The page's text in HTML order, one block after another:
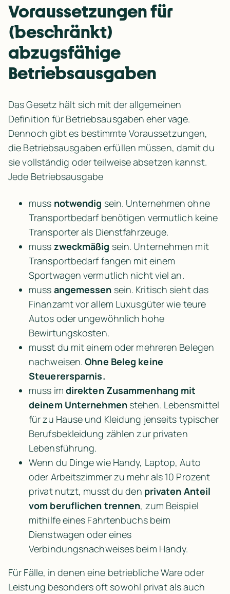
Voraussetzungen für
(beschränkt)
abzugsfähige
Betriebsausgaben
Das Gesetz hält sich mit der allgemeinen
Definition für Betriebsausgaben eher vage.
Dennoch gibt es bestimmte Voraussetzungen,
die Betriebsausgaben erfüllen müssen, damit du
sie vollständig oder teilweise absetzen kannst.
Jede Betriebsausgabe
muss notwendig sein. Unternehmen ohne
Transportbedarf benötigen vermutlich keine
Transporter als Dienstfahrzeuge.
muss zweckmäßig sein. Unternehmen mit
Transportbedarf fangen mit einem
Sportwagen vermutlich nicht viel an.
muss angemessen sein. Kritisch sieht das
Finanzamt vor allem Luxusgüter wie teure
Autos oder ungewöhnlich hohe
Bewirtungskosten.
musst du mit einem oder mehreren Belegen
nachweisen. Ohne Beleg keine
Steuerersparnis.
muss im direkten Zusammenhang mit
deinem Unternehmen stehen. Lebensmittel
für zu Hause und Kleidung jenseits typischer
Berufsbekleidung zählen zur privaten
Lebensführung.
Wenn du Dinge wie Handy, Laptop, Auto
oder Arbeitszimmer zu mehr als 10 Prozent
privat nutzt, musst du den privaten Anteil
vom beruflichen trennen, zum Beispiel
mithilfe eines Fahrtenbuchs beim
Dienstwagen oder eines
Verbindungsnachweises beim Handy.
Für Fälle, in denen eine betriebliche Ware oder
Leistung besonders oft sowohl privat als auch